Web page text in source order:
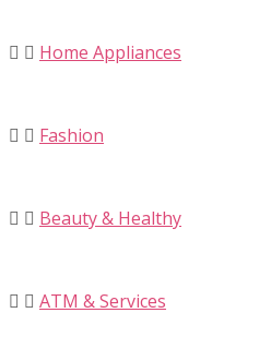
Home Appliances
Fashion
Beauty & Healthy
ATM & Services